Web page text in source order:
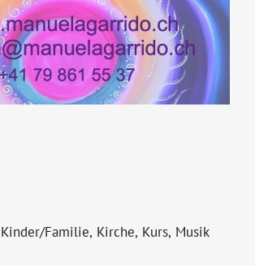
Familie, Kirche, Kurs, Musik